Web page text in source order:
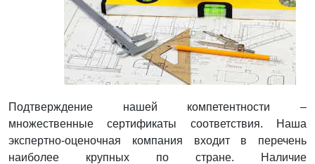
Подтверждение нашей компетентности –
множественные сертификаты соответствия. Наша
экспертно-оценочная компания входит в перечень
наиболее крупных по стране. Наличие